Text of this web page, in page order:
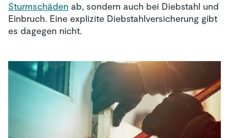
Sturmschäden ab, sondern auch bei Diebstahl und
Einbruch. Eine explizite Diebstahlversicherung gibt
es dagegen nicht.